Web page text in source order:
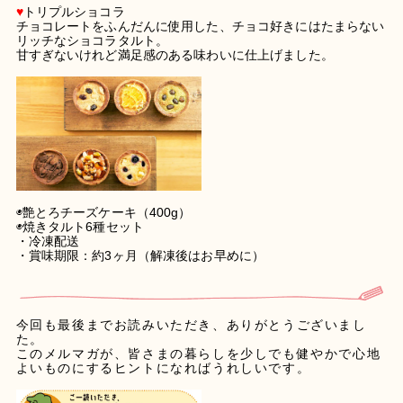
♥トリプルショコラ
チョコレートをふんだんに使用した、チョコ好きにはたまらない
リッチなショコラタルト。
甘すぎないけれど満足感のある味わいに仕上げました。
◉艶とろチーズケーキ（400g）
◉焼きタルト6種セット
・冷凍配送
・賞味期限：約3ヶ月（解凍後はお早めに）
今回も最後までお読みいただき、ありがとうございまし
た。
このメルマガが、皆さまの暮らしを少しでも健やかで心地
よいものにするヒントになればうれしいです。